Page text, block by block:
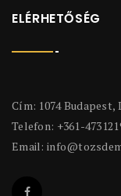
ELÉRHETŐSÉG
Cím: 1074 Budapest,
Telefon: +361-
Email: